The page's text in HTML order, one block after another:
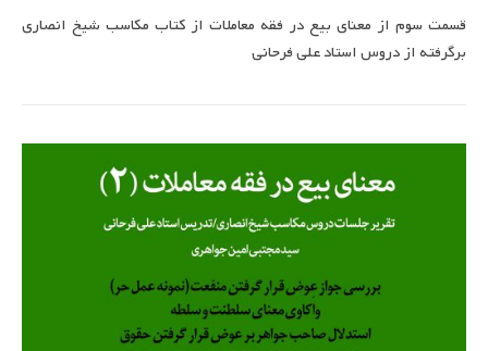
قسمت سوم از معنای بیع در فقه معاملات از کتاب مکاسب شیخ انصاری
برگرفته از دروس استاد علی فرحانی